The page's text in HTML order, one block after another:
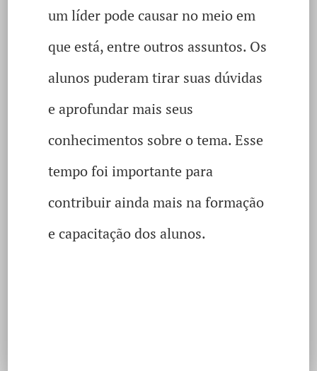
um líder pode causar no meio em
que está, entre outros assuntos. Os
alunos puderam tirar suas dúvidas
e aprofundar mais seus
conhecimentos sobre o tema. Esse
tempo foi importante para
contribuir ainda mais na formação
e capacitação dos alunos.